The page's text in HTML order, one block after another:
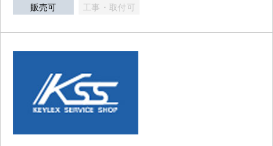
販売可 工事・取付可